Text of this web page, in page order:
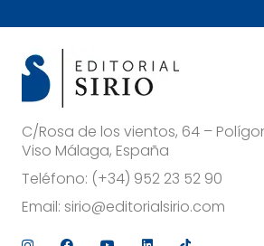
C/Rosa de los vientos, 64 –
Viso Málaga, España
Teléfono: (+34) 952 23 52 90
Email: sirio@editorialsirio.com